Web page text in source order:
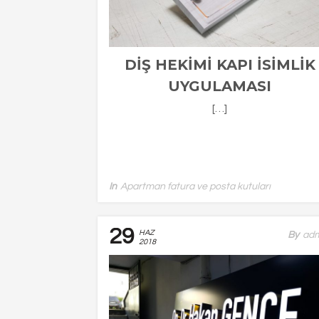
DIŞ HEKIMI KAPI ISIMLIK
UYGULAMASI
[…]
In Apartman fatura ve posta kutuları
29
HAZ
2018
By